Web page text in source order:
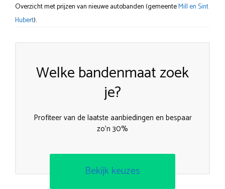
Overzicht met prijzen van nieuwe autobanden (gemeenteMill en Sint
Hubert).
Welke bandenmaat zoek
je?
Profiteer van de laatste aanbiedingen en bespaar
zo’n 30%
Bekijk keuzes